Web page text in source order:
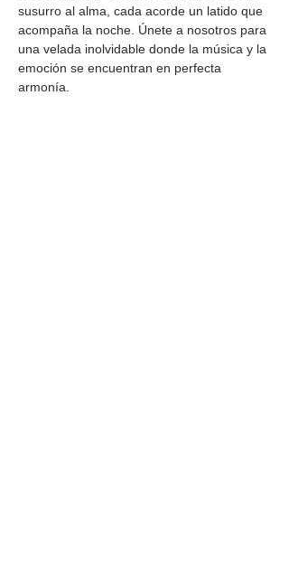
susurro al alma, cada acorde un latido que
acompaña la noche. Únete a nosotros para
una velada inolvidable donde la música y la
emoción se encuentran en perfecta
armonía.